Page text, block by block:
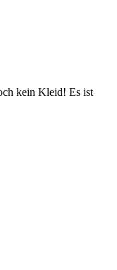
kein Kleid! Es ist